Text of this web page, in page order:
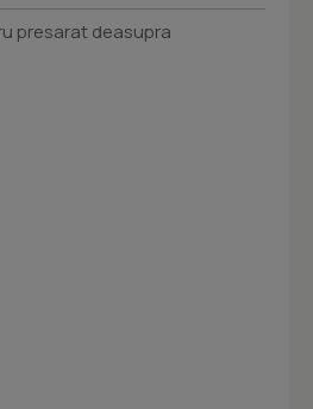
presarat deasupra